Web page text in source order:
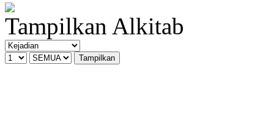
Tampilkan Alkitab